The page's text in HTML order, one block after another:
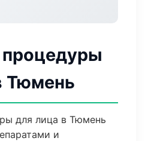
Тюмень
для лица в Тюмень
и